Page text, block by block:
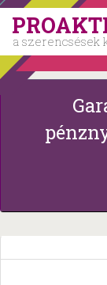
a szerencsések